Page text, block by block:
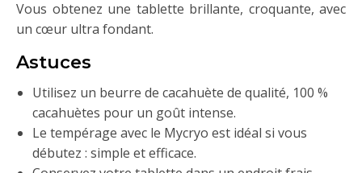
Vous obtenez une tablette brillante, croquante, avec
un cœur ultra fondant.
Astuces
Utilisez un beurre de cacahuète de qualité, 100 %
cacahuètes pour un goût intense.
Le tempérage avec le Mycryo est idéal si vous
débutez : simple et efficace.